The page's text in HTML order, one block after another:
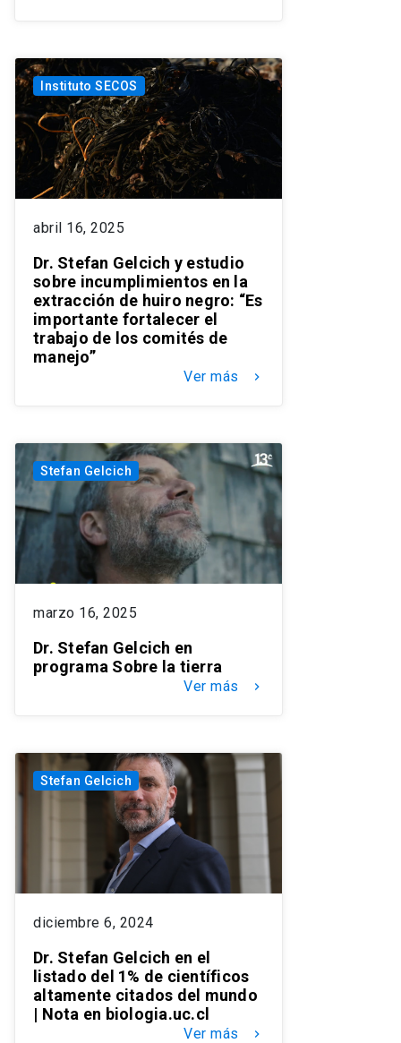
Instituto SECOS
abril 16, 2025
Dr. Stefan Gelcich y estudio
sobre incumplimientos en la
extracción de huiro negro: “Es
importante fortalecer el
trabajo de los comités de
manejo”
Ver más keyboard_arrow_right
Stefan Gelcich
marzo 16, 2025
Dr. Stefan Gelcich en
programa Sobre la tierra
Ver más keyboard_arrow_right
Stefan Gelcich
diciembre 6, 2024
Dr. Stefan Gelcich en el
listado del 1% de científicos
altamente citados del mundo
| Nota en biologia.uc.cl
Ver más keyboard_arrow_right